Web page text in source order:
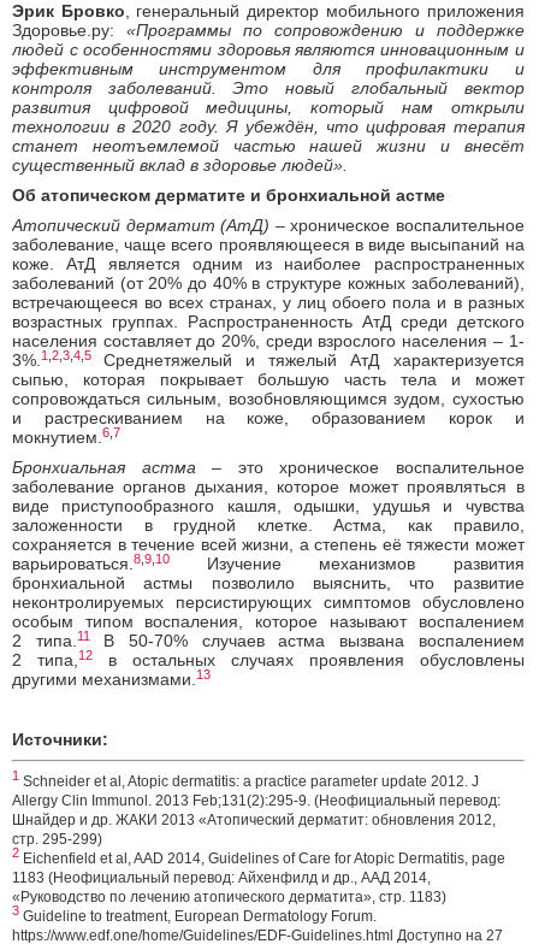
Эрик Бровко , генеральный директор мобильного приложения
Здоровье.ру: «Программы по сопровождению и поддержке
людей с особенностями здоровья являются инновационным и
эффективным инструментом для профилактики и
контроля заболеваний. Это новый глобальный вектор
развития цифровой медицины, который нам открыли
технологии в 2020 году. Я убеждён, что цифровая терапия
станет неотъемлемой частью нашей жизни и внесёт
существенный вклад в здоровье людей».
Об атопическом дерматите и бронхиальной астме
Атопический дерматит (АтД) – хроническое воспалительное
заболевание, чаще всего проявляющееся в виде высыпаний на
коже. АтД является одним из наиболее распространенных
заболеваний (от 20% до 40% в структуре кожных заболеваний),
встречающееся во всех странах, у лиц обоего пола и в разных
возрастных группах. Распространенность АтД среди детского
населения составляет до 20%, среди взрослого населения – 1-
3%. 1 2 3 4 5
Среднетяжелый и тяжелый АтД характеризуется
сыпью, которая покрывает большую часть тела и может
сопровождаться сильным, возобновляющимся зудом, сухостью
и растрескиванием на коже, образованием корок и
мокнутием. 6 7
Бронхиальная астма – это хроническое воспалительное
заболевание органов дыхания, которое может проявляться в
виде приступообразного кашля, одышки, удушья и чувства
заложенности в грудной клетке. Астма, как правило,
сохраняется в течение всей жизни, а степень её тяжести может
варьироваться. 8 9 10
Изучение механизмов развития
бронхиальной астмы позволило выяснить, что развитие
неконтролируемых персистирующих симптомов обусловлено
особым типом воспаления, которое называют воспалением
2 типа. 11В 50-70% случаев астма вызвана воспалением
2 типа, 12в остальных случаях проявления обусловлены
другими механизмами. 13
Источники:
1 Schneider et al, Atopic dermatitis: a practice parameter update 2012. J
Allergy Clin Immunol. 2013 Feb;131(2):295-9. (Неофициальный перевод:
Шнайдер и др. ЖАКИ 2013 «Атопический дерматит: обновления 2012,
стр. 295-299)
2 Eichenfield et al, AAD 2014, Guidelines of Care for Atopic Dermatitis, page
1183 (Неофициальный перевод: Айхенфилд и др., ААД 2014,
«Руководство по лечению атопического дерматита», стр. 1183)
3 Guideline to treatment, European Dermatology Forum.
https://www.edf.one/home/Guidelines/EDF-Guidelines.html Доступно на 27